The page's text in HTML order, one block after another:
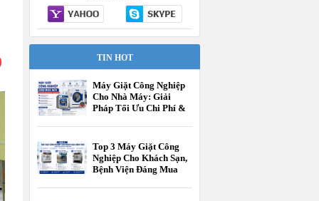
TIN HOT
Máy Giặt Công Nghiệp
Cho Nhà Máy: Giải
Pháp Tối Ưu Chi Phí &
Top 3 Máy Giặt Công
Nghiệp Cho Khách Sạn,
Bệnh Viện Đáng Mua